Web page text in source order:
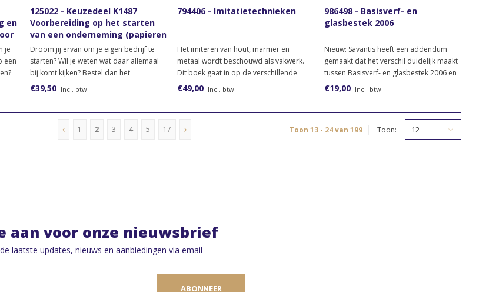
en
je
een
125022 - Keuzedeel K1487
Voorbereiding op het starten
van een onderneming (papieren
verie)
Droom jij ervan om je eigen bedrijf te
starten? Wil je weten wat daar allemaal
bij komt kijken? Bestel dan het
lesmateriaal voor het keuzedeel K1487
€39,50 Incl. btw
794406 - Imitatietechnieken
Het imiteren van hout, marmer en
metaal wordt beschouwd als vakwerk.
Dit boek gaat in op de verschillende
technieken die een specialistische
€49,00 Incl. btw
986498 - Basisverf- en
glasbestek 2006
Nieuw: Savantis heeft een addendum
gemaakt dat het verschil duidelijk maakt
tussen Basisverf- en glasbestek 2006 en
de in 2020 gepubliceerde Basisverf- en
€19,00 Incl. btw
1 2 3 4 5 17 Toon 13 - 24 van 199 Toon: 12
aan voor onze nieuwsbrief
laatste updates, nieuws en aanbiedingen via email
ABONNEER